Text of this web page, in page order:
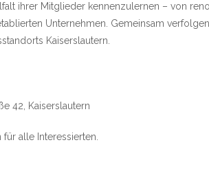
ihrer Mitglieder kennenzulernen – von
Unternehmen. Gemeinsam
Kaiserslautern.
42, Kaiserslautern
alle Interessierten.